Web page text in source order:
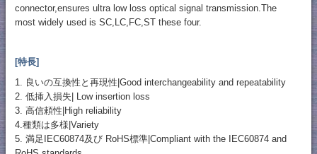
connector,ensures ultra low loss optical signal transmission.The
most widely used is SC,LC,FC,ST these four.
[特長]
1. 良いの互換性と再現性|Good interchangeability and repeatability
2. 低挿入損失| Low insertion loss
3. 高信頼性|High reliability
4.種類は多様|Variety
5. 満足IEC60874及び RoHS標準|Compliant with the IEC60874 and